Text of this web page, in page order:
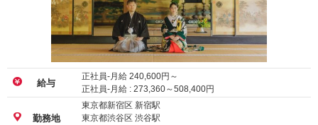
給与
正社員-月給 240,600円～
正社員-月給 : 273,360～508,400円
勤務地
東京都新宿区 新宿駅
東京都渋谷区 渋谷駅